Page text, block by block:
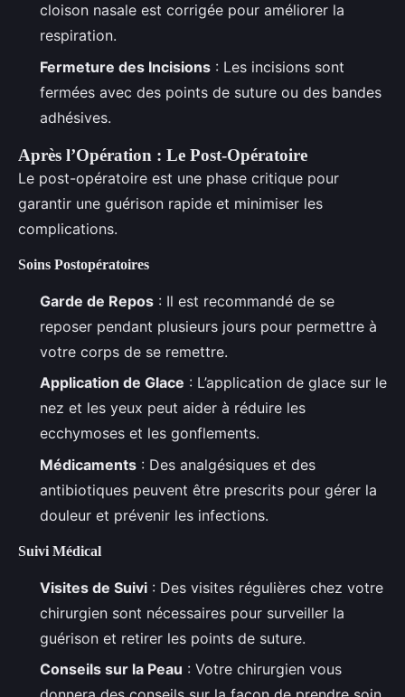
cloison nasale est corrigée pour améliorer la
respiration.
Fermeture des Incisions : Les incisions sont
fermées avec des points de suture ou des bandes
adhésives.
Après l’Opération : Le Post-Opératoire
Le post-opératoire est une phase critique pour
garantir une guérison rapide et minimiser les
complications.
Soins Postopératoires
Garde de Repos : Il est recommandé de se
reposer pendant plusieurs jours pour permettre à
votre corps de se remettre.
Application de Glace : L’application de glace sur le
nez et les yeux peut aider à réduire les
ecchymoses et les gonflements.
Médicaments : Des analgésiques et des
antibiotiques peuvent être prescrits pour gérer la
douleur et prévenir les infections.
Suivi Médical
Visites de Suivi : Des visites régulières chez votre
chirurgien sont nécessaires pour surveiller la
guérison et retirer les points de suture.
Conseils sur la Peau : Votre chirurgien vous